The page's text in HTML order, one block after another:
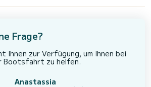
Frage?
Ihnen zur Verfügung, um Ihnen bei
Bootsfahrt zu helfen.
Anastassia